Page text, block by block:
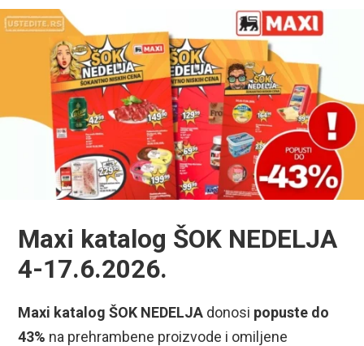
Maxi katalog ŠOK NEDELJA
4-17.6.2026.
Maxi katalog ŠOK NEDELJA donosi popuste do
43% na prehrambene proizvode i omiljene